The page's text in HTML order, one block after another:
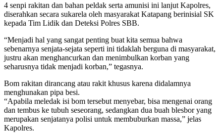
4 senpi rakitan dan bahan peldak serta amunisi ini lanjut Kapolres,
diserahkan secara sukarela oleh masyarakat Katapang berinisial SK
kepada Tim Lidik dan Deteksi Polres SBB.
“Menjadi hal yang sangat penting buat kita semua bahwa
sebenarnya senjata-sejata seperti ini tidaklah berguna di masyarakat,
justru akan menghancurkan dan menimbulkan korban yang
seharusnya tidak menjadi korban,” tegasnya.
Bom rakitan dirancang atau rakit khusus karena didalamnya
menghunakan pipa besi.
“Apabila meledak isi bom tersebut menyebar, bisa mengenai orang
dan tembus ke tubuh seseorang, sedangkan dua buah blesbor yang
merupakan senjatanya polisi untuk membuburkan massa,” jelas
Kapolres.